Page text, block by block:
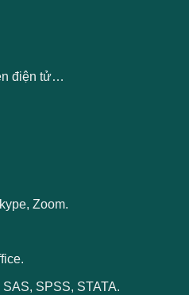
điện tử…
Zoom.
SPSS, STATA.